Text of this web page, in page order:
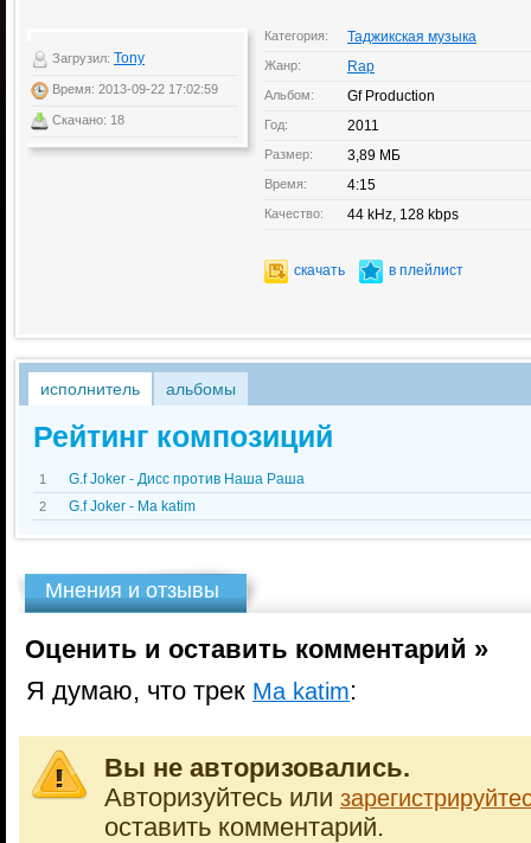
Загрузил: Tony
Время: 2013-09-22 17:02:59
Скачано: 18
Категория: Таджикская музыка
Жанр: Rap
Альбом: Gf Production
Год: 2011
Размер: 3,89 МБ
Время: 4:15
Качество: 44 kHz, 128 kbps
скачать в плейлист
исполнитель альбомы
Рейтинг композиций
1 G.f Joker - Дисс против Наша Раша
2 G.f Joker - Ma katim
Мнения и отзывы
Оценить и оставить комментарий »
Я думаю, что трек Ma katim:
Вы не авторизовались.
Авторизуйтесь или
оставить комментарий.